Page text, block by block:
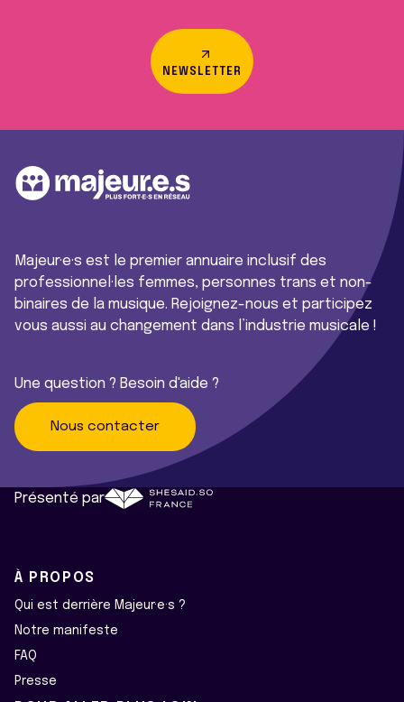
NEWSLETTER
Majeur·e·s est le premier annuaire inclusif des
professionnel·les femmes, personnes trans et non-
binaires de la musique. Rejoignez-nous et participez
vous aussi au changement dans l’industrie musicale !
Une question ? Besoin d'aide ?
Nous contacter
Présenté par
À PROPOS
Qui est derrière Majeur·e·s ?
Notre manifeste
FAQ
Presse